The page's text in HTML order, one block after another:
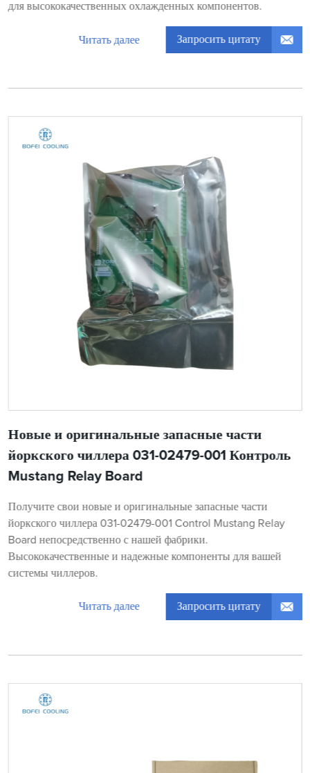
для высококачественных охлажденных компонентов.
Читать далее Запросить цитату
Новые и оригинальные запасные части
йоркского чиллера 031-02479-001 Контроль
Mustang Relay Board
Получите свои новые и оригинальные запасные части
йоркского чиллера 031-02479-001 Control Mustang Relay
Board непосредственно с нашей фабрики.
Высококачественные и надежные компоненты для вашей
системы чиллеров.
Читать далее Запросить цитату